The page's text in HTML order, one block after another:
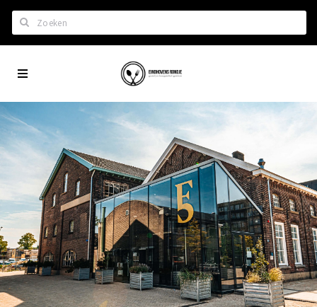
Home
Het laatste nieuws in Eindhoven
Lijstjes met Eindhoven tips
Roddels...
Restaurants en meer
Agenda
Hotels
Eindhovense Rondjes
City